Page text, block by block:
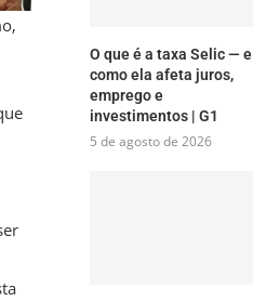
O que é a taxa Selic — e
como ela afeta juros,
emprego e
investimentos | G1
5 de agosto de 2026